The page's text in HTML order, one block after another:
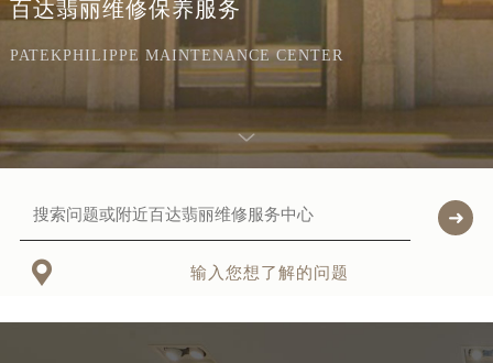
百达翡丽维修保养服务
PATEKPHILIPPE MAINTENANCE CENTER
 输入您想了解的问题